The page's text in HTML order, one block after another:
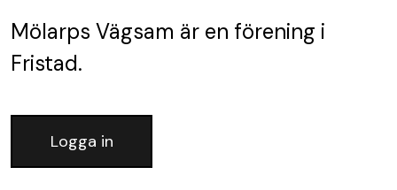
Mölarps Vägsam är en förening i
Fristad.
Logga in